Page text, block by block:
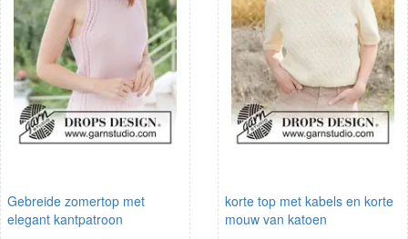
Gebreide zomertop met
elegant kantpatroon
korte top met kabels en korte
mouw van katoen